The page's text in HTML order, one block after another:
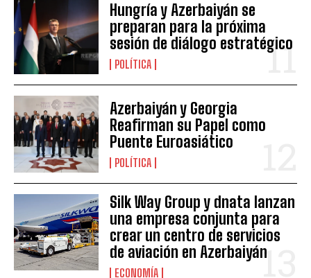
Hungría y Azerbaiyán se
preparan para la próxima
sesión de diálogo estratégico
POLÍTICA
Azerbaiyán y Georgia
Reafirman su Papel como
Puente Euroasiático
POLÍTICA
Silk Way Group y dnata lanzan
una empresa conjunta para
crear un centro de servicios
de aviación en Azerbaiyán
ECONOMÍA